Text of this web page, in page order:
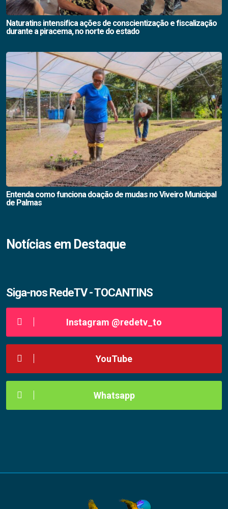
Naturatins intensifica ações de conscientização e fiscalização
durante a piracema, no norte do estado
Entenda como funciona doação de mudas no Viveiro Municipal
de Palmas
Notícias em Destaque
Siga-nos RedeTV - TOCANTINS
Instagram @redetv_to
YouTube
Whatsapp